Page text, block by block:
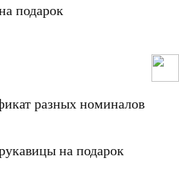
подарок
разных номиналов
на подарок